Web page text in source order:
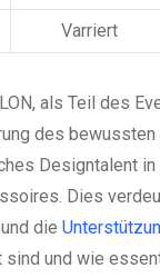
Varriert
als Teil des
des bewussten
Designtalent in
Dies
die
sind und wie